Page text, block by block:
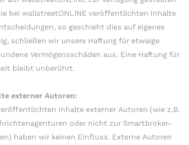
bei wallstreetONLINE veröffentlichten Inhalte
so geschieht dies auf eigenes
schließen wir unsere Haftung für etwaige
Vermögensschäden aus. Eine Haftung für
bleibt unberührt.
externer Autoren:
Inhalte externer Autoren (wie z.B.
oder nicht zur Smartbroker-
haben wir keinen Einfluss. Externe Autoren